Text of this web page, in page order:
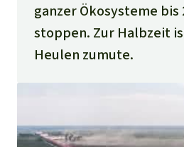
ganzer Ökosysteme bis
stoppen. Zur Halbzeit
Heulen zumute.